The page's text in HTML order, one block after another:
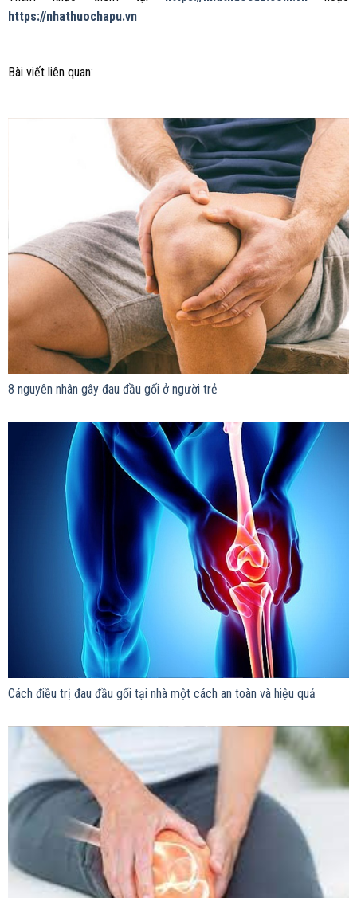
https://nhathuochapu.vn
Bài viết liên quan:
8 nguyên nhân gây đau đầu gối ở người trẻ
Cách điều trị đau đầu gối tại nhà một cách an toàn và hiệu quả